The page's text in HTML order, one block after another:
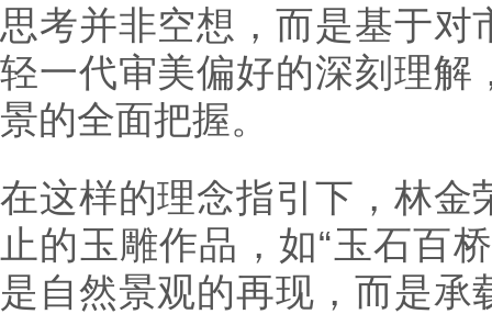
思考并非空想，而是基于
轻一代审美偏好的深刻理解
景的全面把握。
在这样的理念指引下，林金
止的玉雕作品，如“玉石百
是自然景观的再现，而是